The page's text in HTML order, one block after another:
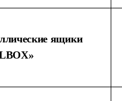
ящики